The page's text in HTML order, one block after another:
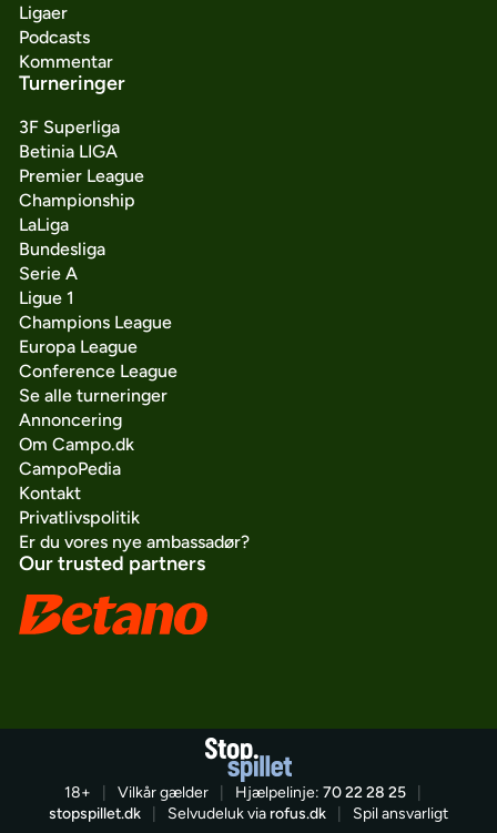
Ligaer
Podcasts
Kommentar
Turneringer
3F Superliga
Betinia LIGA
Premier League
Championship
LaLiga
Bundesliga
Serie A
Ligue 1
Champions League
Europa League
Conference League
Se alle turneringer
Annoncering
Om Campo.dk
CampoPedia
Kontakt
Privatlivspolitik
Er du vores nye ambassadør?
Our trusted partners
18+ Vilkår gælder Hjælpelinje: 70 22 28 25
stopspillet.dk
Selvudeluk via rofus.dk Spil ansvarligt